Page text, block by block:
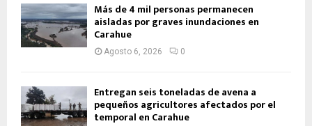
Más de 4 mil personas permanecen
aisladas por graves inundaciones en
Carahue
Agosto 6, 2026 0
Entregan seis toneladas de avena a
pequeños agricultores afectados por el
temporal en Carahue